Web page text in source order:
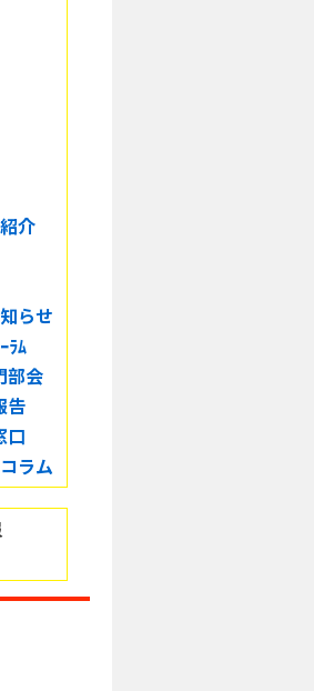
介
らせ
ﾗﾑ
部会
告
口
ラム